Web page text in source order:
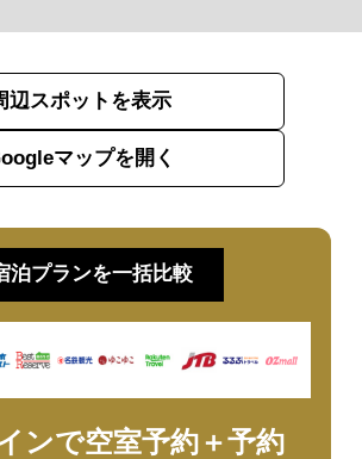
辺スポットを表示
マップを開く
泊プランを一括比較
ンで空室予約＋予約